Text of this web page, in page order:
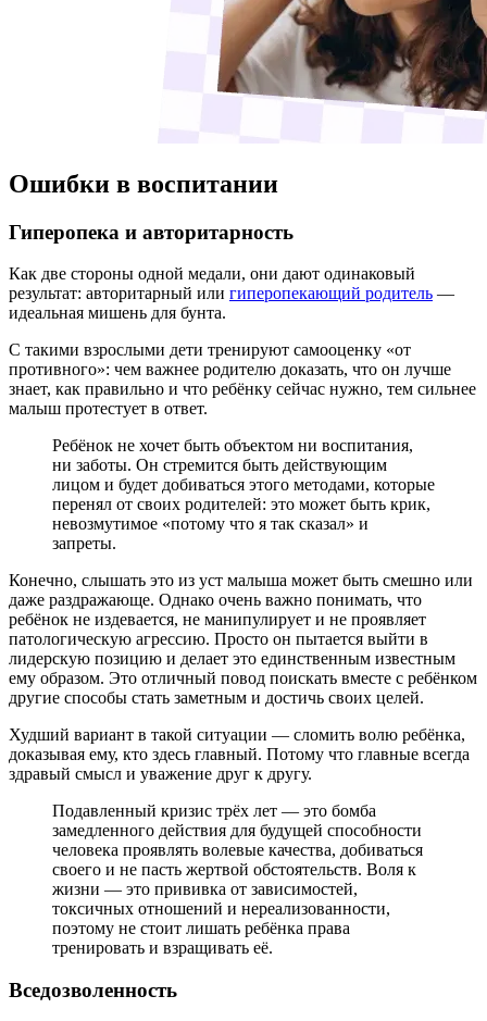
Ошибки в воспитании
Гиперопека и авторитарность
Как две стороны одной медали, они дают одинаковый
результат: авторитарный или гиперопекающий родитель —
идеальная мишень для бунта.
С такими взрослыми дети тренируют самооценку «от
противного»: чем важнее родителю доказать, что он лучше
знает, как правильно и что ребёнку сейчас нужно, тем сильнее
малыш протестует в ответ.
Ребёнок не хочет быть объектом ни воспитания,
ни заботы. Он стремится быть действующим
лицом и будет добиваться этого методами, которые
перенял от своих родителей: это может быть крик,
невозмутимое «потому что я так сказал» и
запреты.
Конечно, слышать это из уст малыша может быть смешно или
даже раздражающе. Однако очень важно понимать, что
ребёнок не издевается, не манипулирует и не проявляет
патологическую агрессию. Просто он пытается выйти в
лидерскую позицию и делает это единственным известным
ему образом. Это отличный повод поискать вместе с ребёнком
другие способы стать заметным и достичь своих целей.
Худший вариант в такой ситуации — сломить волю ребёнка,
доказывая ему, кто здесь главный. Потому что главные всегда
здравый смысл и уважение друг к другу.
Подавленный кризис трёх лет — это бомба
замедленного действия для будущей способности
человека проявлять волевые качества, добиваться
своего и не пасть жертвой обстоятельств. Воля к
жизни — это прививка от зависимостей,
токсичных отношений и нереализованности,
поэтому не стоит лишать ребёнка права
тренировать и взращивать её.
Вседозволенность